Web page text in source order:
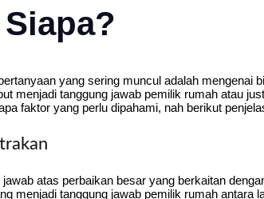
yang sering muncul adalah mengenai
menjadi tanggung jawab pemilik rumah atau
faktor yang perlu dipahami, nah berikut
atas perbaikan besar yang berkaitan
menjadi tanggung jawab pemilik rumah antara